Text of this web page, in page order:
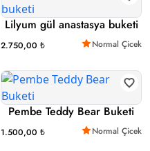
Lilyum gül anastasya buketi
2.750,00 ₺ Normal Çicek
Pembe Teddy Bear Buketi
1.500,00 ₺ Normal Çicek